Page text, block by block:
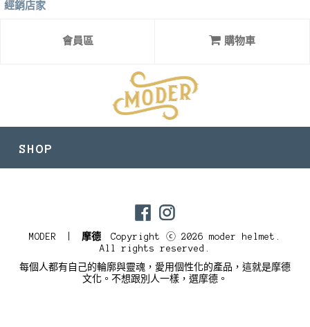
經銷店家
會員區 購物車
SHOP
MODER | 摩德 Copyright ⓒ 2026 moder helmet.
All rights reserved.
每個人都有自己的輪廓與靈魂，愛用個性化的產品，這就是摩德
文化。不想跟別人一樣，選摩德。